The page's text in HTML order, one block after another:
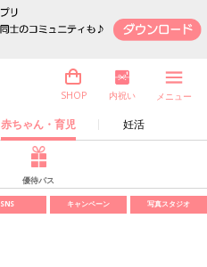
赤ちゃん・育児 妊活
SHOP 内祝い メニュー
優待パス
SNS キャンペーン 写真スタジオ